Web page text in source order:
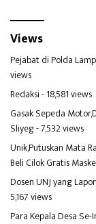
Views
Pejabat di Polda
views
Redaksi- 18,581 views
Gasak Sepeda
Sliyeg- 7,532 views
Unik,Putuskan Mata
Beli Cilok Gratis
Dosen UNJ yang
5,167 views
Para Kepala Desa